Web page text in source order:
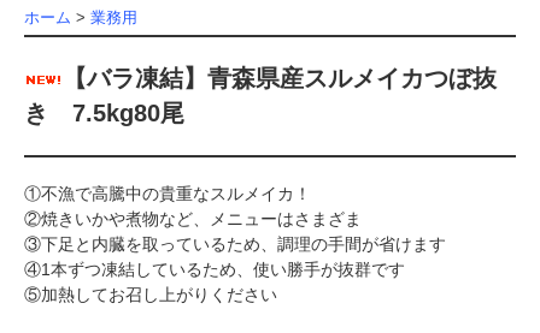
ホーム > 業務用
【バラ凍結】青森県産スルメイカつぼ抜
き 7.5kg80尾
①不漁で高騰中の貴重なスルメイカ！
②焼きいかや煮物など、メニューはさまざま
③下足と内臓を取っているため、調理の手間が省けます
④1本ずつ凍結しているため、使い勝手が抜群です
⑤加熱してお召し上がりください